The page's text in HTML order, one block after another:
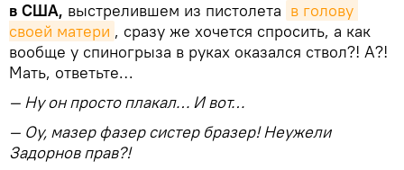
в США, выстрелившем из пистолета в голову
своей матери , сразу же хочется спросить, а как
вообще у спиногрыза в руках оказался ствол?! А?!
Мать, ответьте…
— Ну он просто плакал… И вот…
— Оу, мазер фазер систер бразер! Неужели
Задорнов прав?!